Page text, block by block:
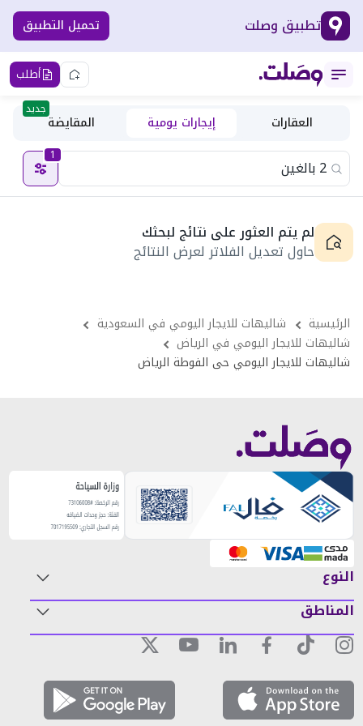
تطبيق وصلت تحميل التطبيق
أطلب
العقارات إيجارات يومية المقايضة
جديد
1
لم يتم العثور على نتائج لبحثك
حاول تعديل الفلاتر لعرض النتائج
الرئيسية
شاليهات للايجار اليومي في السعودية
شاليهات للايجار اليومي في الرياض
شاليهات للايجار اليومي حى الفوطة الرياض
النوع
المناطق